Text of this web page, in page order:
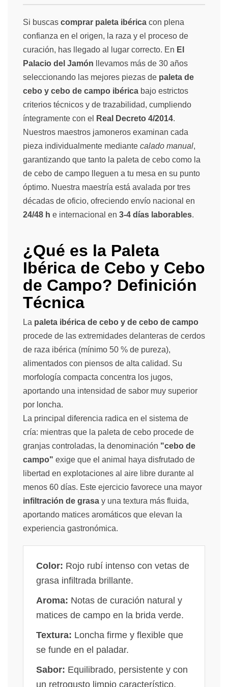
Si buscas comprar paleta ibérica con plena
confianza en el origen, la raza y el proceso de
curación, has llegado al lugar correcto. En El
Palacio del Jamón llevamos más de 30 años
seleccionando las mejores piezas de paleta de
cebo y cebo de campo ibérica bajo estrictos
criterios técnicos y de trazabilidad, cumpliendo
íntegramente con el
Real Decreto 4/2014.
Nuestros maestros jamoneros examinan cada
pieza individualmente mediante calado manual,
garantizando que tanto la paleta de cebo como la
de cebo de campo lleguen a tu mesa en su punto
óptimo. Nuestra maestría está avalada por tres
décadas de oficio, ofreciendo envío nacional en
24/48 h e internacional en 3-4 días laborables.
¿Qué es la Paleta
Ibérica de Cebo y Cebo
de Campo? Definición
Técnica
La paleta ibérica de cebo y de cebo de campo
procede de las extremidades delanteras de cerdos
de raza ibérica (mínimo 50 % de pureza),
alimentados con piensos de alta calidad. Su
morfología compacta concentra los jugos,
aportando una intensidad de sabor muy superior
por loncha.
La principal diferencia radica en el sistema de
cría: mientras que la paleta de cebo procede de
granjas controladas, la denominación "cebo de
campo" exige que el animal haya disfrutado de
libertad en explotaciones al aire libre durante al
menos 60 días. Este ejercicio favorece una mayor
infiltración de grasa y una textura más fluida,
aportando matices aromáticos que elevan la
experiencia gastronómica.
Color: Rojo rubí intenso con vetas de
grasa infiltrada brillante.
Aroma: Notas de curación natural y
matices de campo en la brida verde.
Textura: Loncha firme y flexible que
se funde en el paladar.
Sabor: Equilibrado, persistente y con
un retrogusto limpio característico.